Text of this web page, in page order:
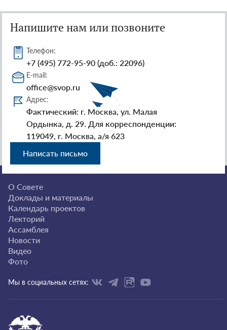
Напишите нам или позвоните
Телефон:
+7 (495) 772-95-90 (доб.: 22096)
E-mail:
office@svop.ru
Адрес:
Фактический: г. Москва, ул. Малая
Ордынка, д. 29. Для корреспонденции:
119049, г. Москва, а/я 623
Написать письмо
О Совете
Доклады и материалы
Календарь проектов
Лекторий
Ассамблея
Новости
Видео
Фото
Мы в социальных сетях: